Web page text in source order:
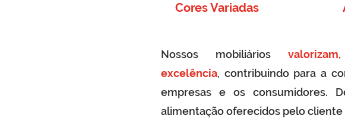
Cores Variadas
Nossos mobiliários
excelência, contribuindo para a
empresas e os consumidores.
alimentação oferecidos pelo cliente